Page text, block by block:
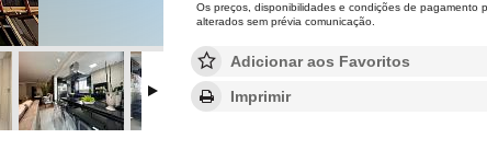
Os preços, disponibilidades e condições de pagamento
alterados sem prévia comunicação.
Adicionar aos Favoritos
Imprimir